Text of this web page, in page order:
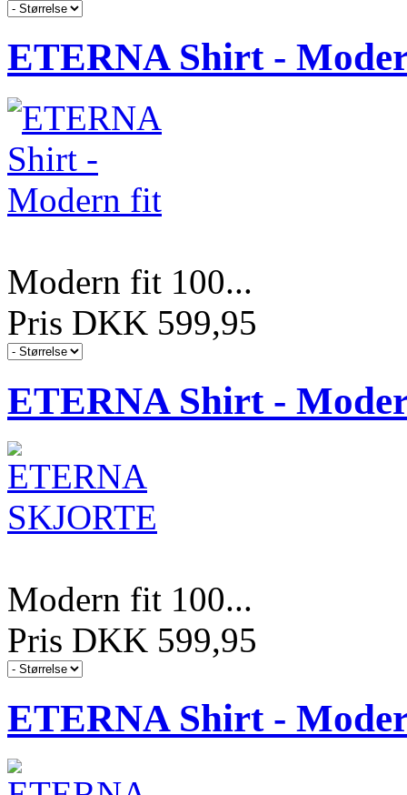
ETERNA Shirt -
Modern fit 100...
Pris DKK 599,95
ETERNA Shirt -
Modern fit 100...
Pris DKK 599,95
ETERNA Shirt -